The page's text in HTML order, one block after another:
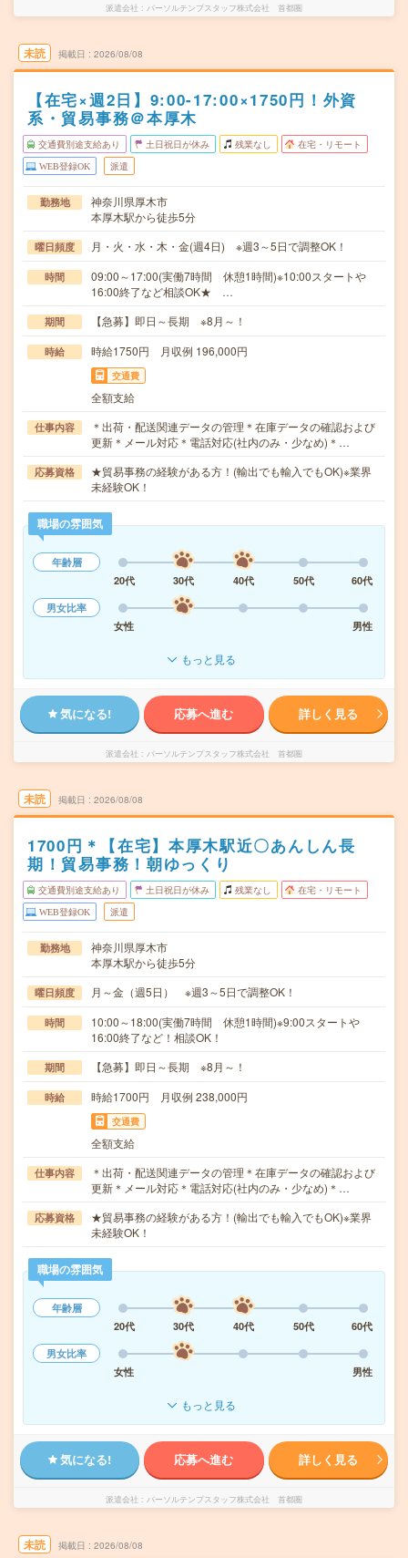
派遣会社 パーソルテンプスタッフ株式会社 首都圏
未読 掲載日 2026/08/08
【在宅×週2日】9:00-17:00×1750円！外資
系・貿易事務＠本厚木
交通費別途支給あり 土日祝日が休み 残業なし 在宅・リモート
WEB登録OK 派遣
勤務地
神奈川県厚木市
本厚木駅から徒歩5分
曜日頻度 月・火・水・木・金(週4日) ※週3～5日で調整OK！
時間
09:00～17:00(実働7時間 休憩1時間)※10:00スタートや
16:00終了など相談OK★ …
期間 【急募】即日～長期 ※8月～！
時給 時給1750円 月収例 196,000円
交通費
全額支給
仕事内容
＊出荷・配送関連データの管理＊在庫データの確認および
更新＊メール対応＊電話対応(社内のみ・少なめ)＊…
応募資格
★貿易事務の経験がある方！(輸出でも輸入でもOK)※業界
未経験OK！
職場の雰囲気
年齢層
20代
30代 40代 50代
60代
男女比率
女性
男性
もっと見る
気になる! 応募へ進む 詳しく見る
派遣会社 パーソルテンプスタッフ株式会社 首都圏
未読 掲載日 2026/08/08
1700円＊【在宅】本厚木駅近〇あんしん長
期！貿易事務！朝ゆっくり
交通費別途支給あり 土日祝日が休み 残業なし 在宅・リモート
WEB登録OK 派遣
勤務地
神奈川県厚木市
本厚木駅から徒歩5分
曜日頻度 月～金（週5日） ※週3～5日で調整OK！
時間
10:00～18:00(実働7時間 休憩1時間)※9:00スタートや
16:00終了など！相談OK！
期間 【急募】即日～長期 ※8月～！
時給 時給1700円 月収例 238,000円
交通費
全額支給
仕事内容
＊出荷・配送関連データの管理＊在庫データの確認および
更新＊メール対応＊電話対応(社内のみ・少なめ)＊…
応募資格
★貿易事務の経験がある方！(輸出でも輸入でもOK)※業界
未経験OK！
職場の雰囲気
年齢層
20代
30代 40代 50代
60代
男女比率
女性
男性
もっと見る
気になる! 応募へ進む 詳しく見る
派遣会社 パーソルテンプスタッフ株式会社 首都圏
未読 掲載日 2026/08/08